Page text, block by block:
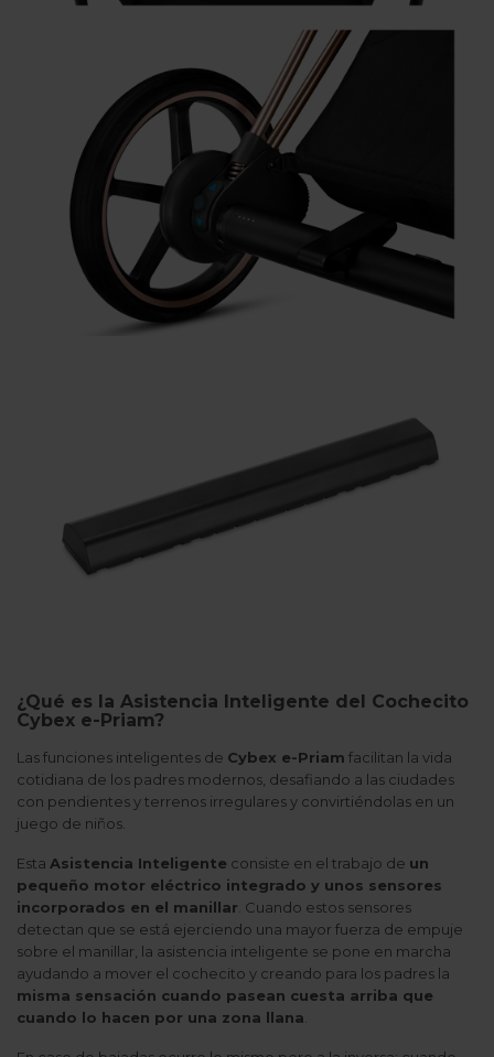
¿Qué es la Asistencia Inteligente del Cochecito
Cybex e-Priam?
Las funciones inteligentes de Cybex e-Priam facilitan la vida
cotidiana de los padres modernos, desafiando a las ciudades
con pendientes y terrenos irregulares y convirtiéndolas en un
juego de niños.
Esta Asistencia Inteligente consiste en el trabajo de un
pequeño motor eléctrico integrado y unos sensores
incorporados en el manillar . Cuando estos sensores
detectan que se está ejerciendo una mayor fuerza de empuje
sobre el manillar, la asistencia inteligente se pone en marcha
ayudando a mover el cochecito y creando para los padres la
misma sensación cuando pasean cuesta arriba que
cuando lo hacen por una zona llana